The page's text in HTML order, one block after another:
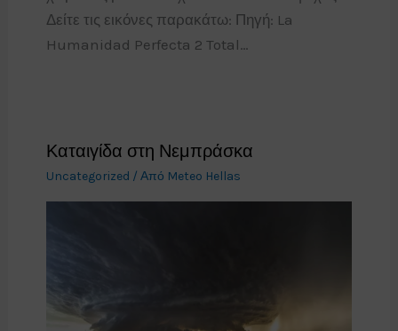
Δείτε τις εικόνες παρακάτω: Πηγή: La
Humanidad Perfecta 2 Total…
Καταιγίδα στη Νεμπράσκα
Uncategorized / Από Meteo Hellas